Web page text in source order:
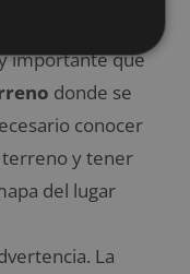
importante que
donde se
conocer
terreno y tener
del lugar
La